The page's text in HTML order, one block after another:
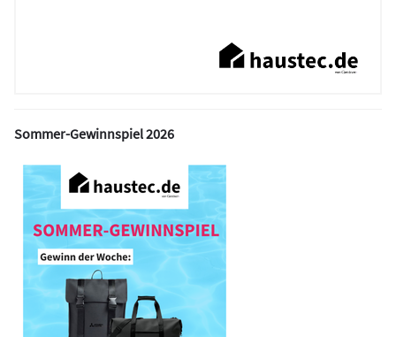
Sommer-Gewinnspiel 2026